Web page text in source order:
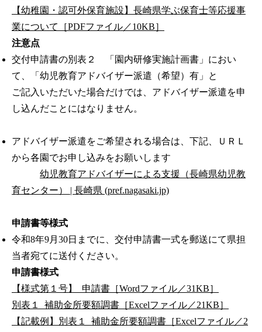
【幼稚園・認可外保育施設】長崎県学ぶ保育士等応援事
業について［PDFファイル／10KB］
注意点
交付申請書の別表２ 「園内研修実施計画書」におい
て、「幼児教育アドバイザー派遣（希望）有」と
ご記入いただいた場合だけでは、アドバイザー派遣を申
し込んだことにはなりません。
アドバイザー派遣をご希望される場合は、下記、ＵＲＬ
から各園でお申し込みをお願いします
幼児教育アドバイザーによる支援（長崎県幼児教
育センター） | 長崎県 (pref.nagasaki.jp)
申請書等様式
令和8年9月30日までに、交付申請書一式を郵送にて県担
当者宛てに送付ください。
申請書様式
【様式第１号】_申請書［Wordファイル／31KB］
別表１_補助金所要額調書［Excelファイル／21KB］
【記載例】別表１_補助金所要額調書［Excelファイル／2